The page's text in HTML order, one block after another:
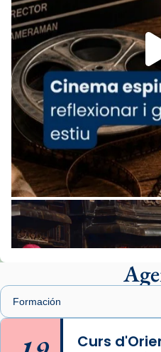
Aquest dilluns, 27 de
missa d’acció de
comitè organitzador
del Sant Pare Lleó
col·laboradors, a la
L’arquebisbe de
Josep Omella, ha
concelebrat el bisbe
Mons. David Abadías.
📸 Dr. G. Simón
Foto
View on Facebook Share
Arquebisbat de
1 week ago
Memòria de les
Semproniana, verges i
Curs